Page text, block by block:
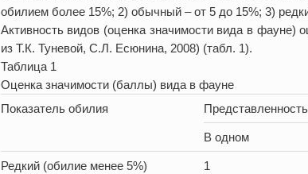
обилием более 15%; 2) обычный – от 5 до 15%; 3)
Активность видов (оценка значимости вида в
из Т.К. Туневой, С.Л. Есюнина, 2008) (табл. 1).
Таблица 1
Оценка значимости (баллы) вида в фауне
Показатель обилия
В одном
Редкий (обилие менее 5%) 1